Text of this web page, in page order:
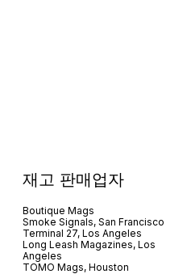
재고 판매업자
Boutique Mags
Smoke Signals, San Francisco
Terminal 27, Los Angeles
Long Leash Magazines, Los
Angeles
TOMO Mags, Houston